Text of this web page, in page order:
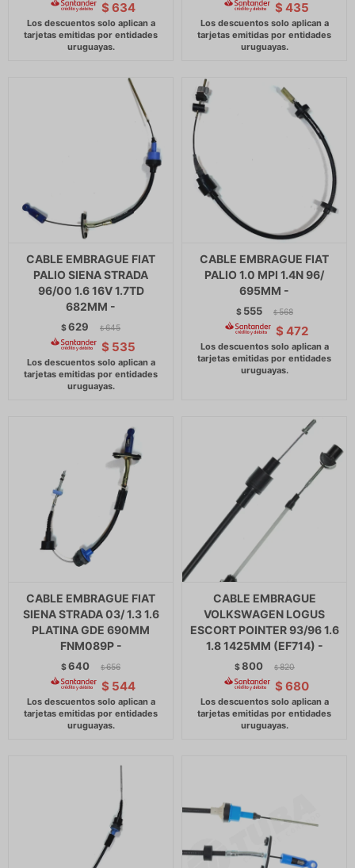
$ 634 $ 435
CABLE EMBRAGUE FIAT
PALIO SIENA STRADA
96/00 1.6 16V 1.7TD
682MM -
$629 $ 645
$ 535
CABLE EMBRAGUE FIAT
PALIO 1.0 MPI 1.4N 96/
695MM -
$ 555 $ 568
$ 472
CABLE EMBRAGUE FIAT
SIENA STRADA 03/ 1.3 1.6
PLATINA GDE 690MM
FNM089P -
$640 $ 656
$ 544
CABLE EMBRAGUE
VOLKSWAGEN LOGUS
ESCORT POINTER 93/96 1.6
1.8 1425MM (EF714) -
$800 $ 820
$ 680